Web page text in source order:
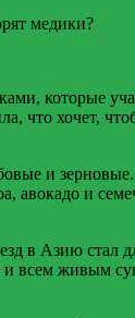
медики?
которые
что хочет,
и
авокадо и
в Азию стал
и всем живым